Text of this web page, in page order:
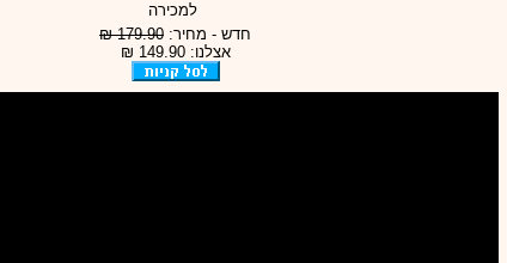
למכירה
חדש - מחיר: 179.90 ₪
אצלנו: 149.90 ₪